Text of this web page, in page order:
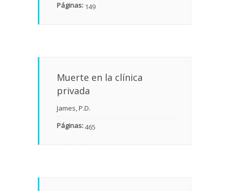
Páginas: 149
Muerte en la clínica
privada
James, P.D.
Páginas:465